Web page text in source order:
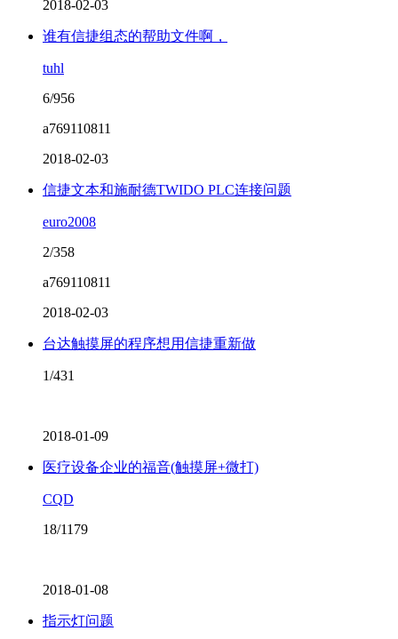
2018-02-03
谁有信捷组态的帮助文件啊，
tuhl
6/956
a769110811
2018-02-03
信捷文本和施耐德TWIDO PLC连接问题
euro2008
2/358
a769110811
2018-02-03
台达触摸屏的程序想用信捷重新做
1/431
2018-01-09
医疗设备企业的福音(触摸屏+微打)
CQD
18/1179
2018-01-08
指示灯问题